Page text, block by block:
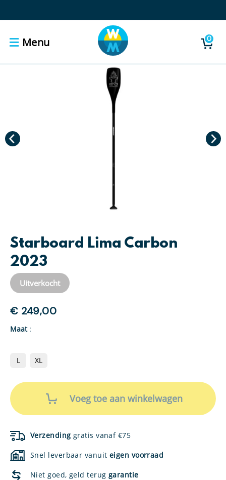
Menu 0
Starboard Lima Carbon
2023
Uitverkocht
€ 249,00
Maat :
L XL
Starboard
Lima
Carbon
2023
Voeg toe aan winkelwagen
Verzending gratis vanaf €75
Snel leverbaar vanuit eigen voorraad
Niet goed, geld terug garantie